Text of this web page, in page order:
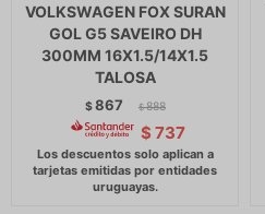
VOLKSWAGEN FOX SURAN
GOL G5 SAVEIRO DH
300MM 16X1.5/14X1.5
TALOSA
$867 $ 888
$ 737